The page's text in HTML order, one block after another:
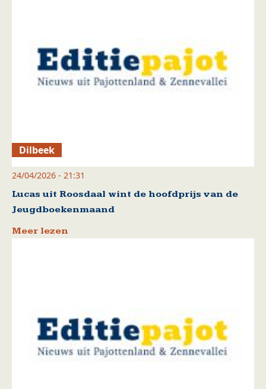
Dilbeek
24/04/2026 - 21:31
Lucas uit Roosdaal wint de hoofdprijs van de
Jeugdboekenmaand
Meer lezen